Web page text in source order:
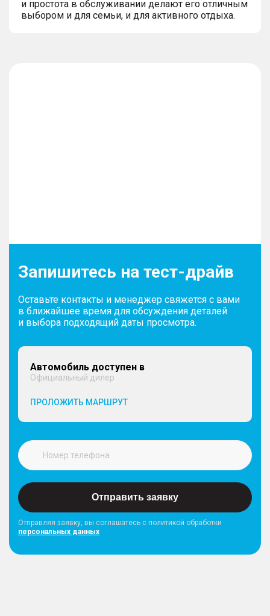
и простота в обслуживании делают его отличным
выбором и для семьи, и для активного отдыха.
Запишитесь на тест-драйв
Оставьте контакты и менеджер свяжется с вами
в ближайшее время для обсуждения деталей
и выбора подходящий даты просмотра.
Автомобиль доступен в
Официальный дилер
ПРОЛОЖИТЬ МАРШРУТ
Отправить заявку
Отправляя заявку, вы соглашатесь с политикой обработки
персональных данных